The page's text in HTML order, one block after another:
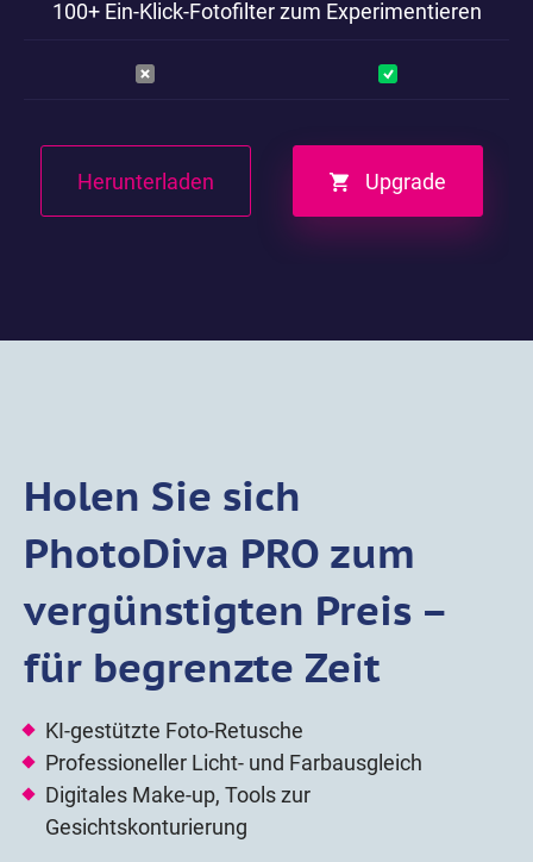
100+ Ein-Klick-Fotofilter zum Experimentieren
Herunterladen Upgrade
Holen Sie sich
PhotoDiva PRO zum
vergünstigten Preis –
für begrenzte Zeit
KI-gestützte Foto-Retusche
Professioneller Licht- und Farbausgleich
Digitales Make-up, Tools zur
Gesichtskonturierung